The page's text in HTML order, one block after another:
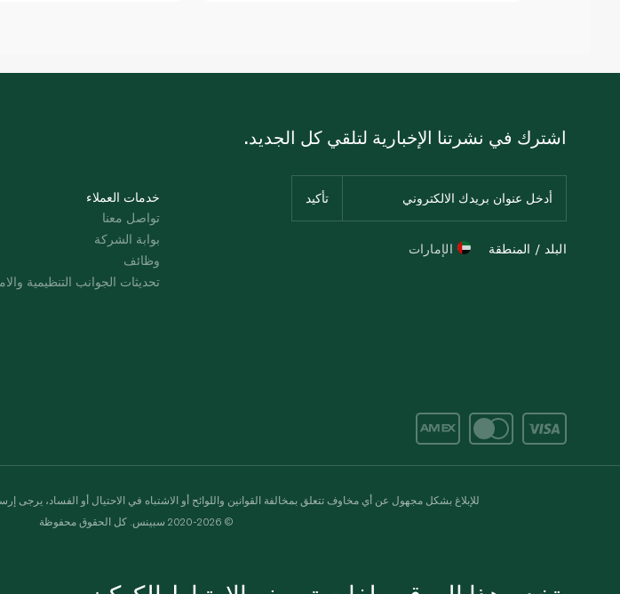
خدمات العملاء
تواصل معنا
بوابة الشركة
وظائف
تحديثات الجوانب التنظيمية
اشترك في نشرتنا الإخبارية لتلقي كل الجديد.
البلد / المنطقة الإمارات
للإبلاغ بشكل مجهول عن أي مخاوف تتعلق بمخالفة القوانين واللوائح أو الاشتباه في الاحتيال أو الفساد، يرجى
© 2020-2026 سبينس. كل الحقوق محفوظة